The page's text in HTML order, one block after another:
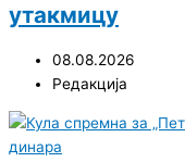
утакмицу
08.08.2026
Редакција